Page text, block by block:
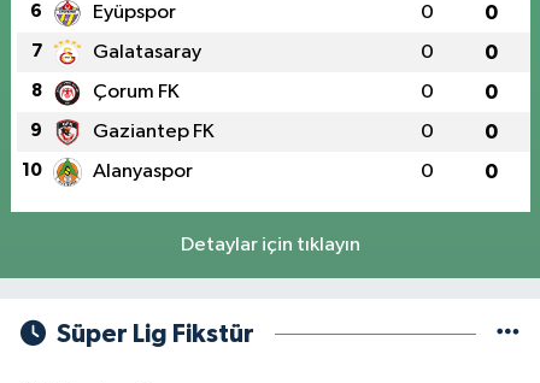
6 Eyüpspor 0 0
7 Galatasaray 0 0
8 Çorum FK 0 0
9 Gaziantep FK 0 0
10 Alanyaspor 0 0
Detaylar için tıklayın
Süper Lig Fikstür